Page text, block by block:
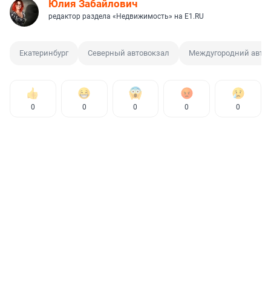
Юлия Забайлович
редактор раздела «Недвижимость» на E1.RU
Екатеринбург Северный автовокзал Междугородний
0 0 0 0 0